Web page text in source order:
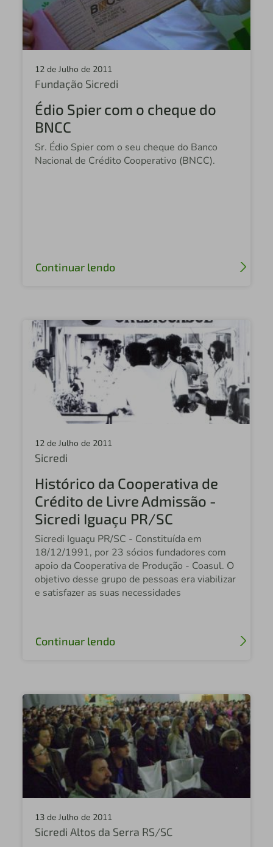
Sicredi Saúde Centro Paulista
Sicredi Augusto Pestana
Sicredi Alta Noroeste
Sicredi Holambra
Sicredi Nova Alta Paulista
Sicredi Fronteira Sul
Sicredi Noroeste
Central Sicredi SP
Sicredi Jurídica
Sicredi Oeste SP
Sicredi Aranxigu MT
Sicredi Alta Noroeste SP
Sicredi Jundiaí Sudeste
Sicredi Grande São Paulo
Sicredi FETCOOP
Sicredi Alto Nordeste
Sicredi Federal
Sicredi Campo Grande
Sicredi Celeiro Centro Oeste
Sicredi Altos da Serra
Sicredi Cone Leste
12 de Julho de 2011
Fundação Sicredi
Édio Spier com o cheque do
BNCC
Sr. Édio Spier com o seu cheque do Banco
Nacional de Crédito Cooperativo (BNCC).
Continuar lendo
12 de Julho de 2011
Sicredi
Histórico da Cooperativa de
Crédito de Livre Admissão -
Sicredi Iguaçu PR/SC
Sicredi Iguaçu PR/SC - Constituída em
18/12/1991, por 23 sócios fundadores com
apoio da Cooperativa de Produção - Coasul. O
objetivo desse grupo de pessoas era viabilizar
e satisfazer as suas necessidades
Continuar lendo
13 de Julho de 2011
Sicredi Altos da Serra RS/SC